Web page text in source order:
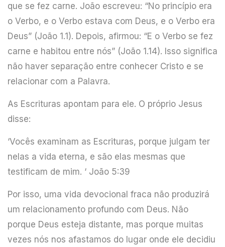
que se fez carne. João escreveu: “No princípio era
o Verbo, e o Verbo estava com Deus, e o Verbo era
Deus” (João 1.1). Depois, afirmou: “E o Verbo se fez
carne e habitou entre nós” (João 1.14). Isso significa
não haver separação entre conhecer Cristo e se
relacionar com a Palavra.
As Escrituras apontam para ele. O próprio Jesus
disse:
‘Vocês examinam as Escrituras, porque julgam ter
nelas a vida eterna, e são elas mesmas que
testificam de mim. ‘ João 5:39
Por isso, uma vida devocional fraca não produzirá
um relacionamento profundo com Deus. Não
porque Deus esteja distante, mas porque muitas
vezes nós nos afastamos do lugar onde ele decidiu